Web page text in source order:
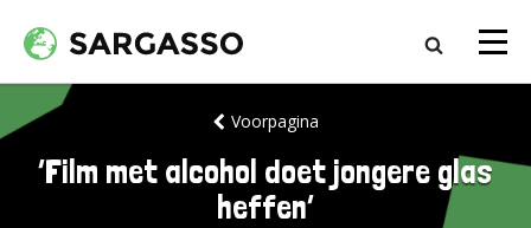
Voorpagina
‘Film met alcohol doet jongere glas
heffen’